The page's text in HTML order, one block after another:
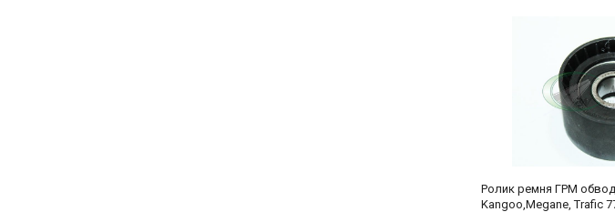
Ролик ремня ГРМ
Kangoo,Megane, Trafic